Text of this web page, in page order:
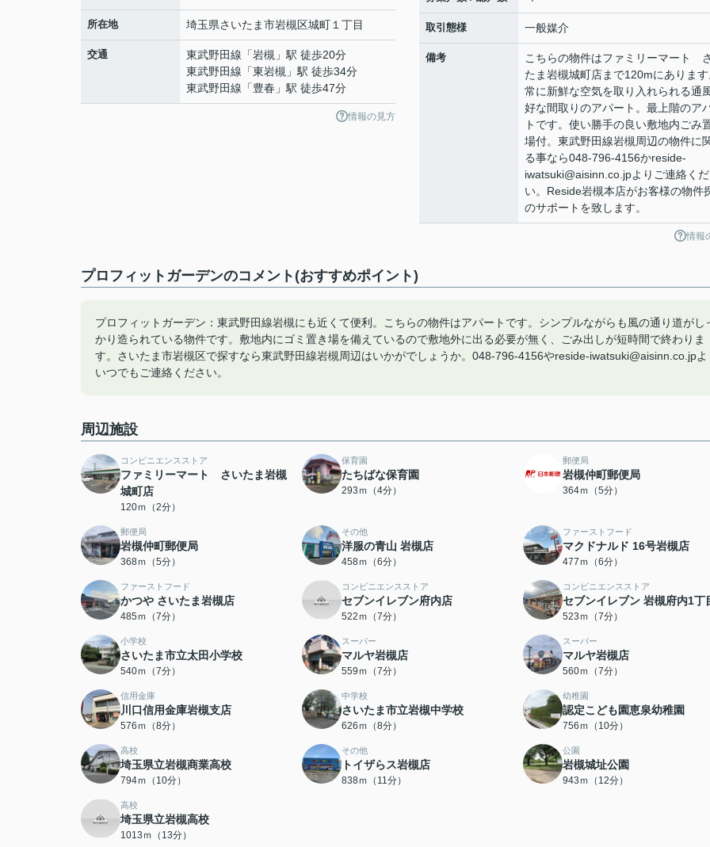
所在地 埼玉県さいたま市岩槻区城町 １丁目
交通 東武野田線 「岩槻 」駅 徒歩20分
東武野田線 「東岩槻 」駅 徒歩34分
東武野田線 「豊春 」駅 徒歩47分
情報の見方
取引態様 一般媒介
備考
こちらの物件はファミリーマート
たま岩槻城町店まで120mにありま
常に新鮮な空気を取り入れられる通
好な間取りのアパート。最上階のア
トです。使い勝手の良い敷地内ごみ
場付。東武野田線岩槻周辺の物件に
る事なら048-796-4156かreside-
iwatsuki@aisinn.co.jpよりご連絡く
い。Reside岩槻本店がお客様の物件
のサポートを致します。
情報
プロフィットガーデンのコメント(おすすめポイント)
プロフィットガーデン：東武野田線岩槻にも近くて便利。こちらの物件はアパートです。シンプルながらも風の通り道がし
かり造られている物件です。敷地内にゴミ置き場を備えているので敷地外に出る必要が無く、ごみ出しが短時間で終わりま
す。さいたま市岩槻区で探すなら東武野田線岩槻周辺はいかがでしょうか。048-796-4156やreside-iwatsuki@aisinn.co.jpよ
いつでもご連絡ください。
周辺施設
コンビニエンスストア
ファミリーマート さいたま岩槻
城町店
120ｍ（2分）
保育園
たちばな保育園
293ｍ（4分）
郵便局
岩槻仲町郵便局
364ｍ（5分）
郵便局
岩槻仲町郵便局
368ｍ（5分）
その他
洋服の青山 岩槻店
458ｍ（6分）
ファーストフード
マクドナルド 16号岩槻店
477ｍ（6分）
ファーストフード
かつや さいたま岩槻店
485ｍ（7分）
コンビニエンスストア
セブンイレブン府内店
522ｍ（7分）
コンビニエンスストア
セブンイレブン 岩槻府内1丁
523ｍ（7分）
小学校
さいたま市立太田小学校
540ｍ（7分）
スーパー
マルヤ岩槻店
559ｍ（7分）
スーパー
マルヤ岩槻店
560ｍ（7分）
信用金庫
川口信用金庫岩槻支店
576ｍ（8分）
中学校
さいたま市立岩槻中学校
626ｍ（8分）
幼稚園
認定こども園恵泉幼稚園
756ｍ（10分）
高校
埼玉県立岩槻商業高校
794ｍ（10分）
その他
トイザらス岩槻店
838ｍ（11分）
公園
岩槻城址公園
943ｍ（12分）
高校
埼玉県立岩槻高校
1013ｍ（13分）